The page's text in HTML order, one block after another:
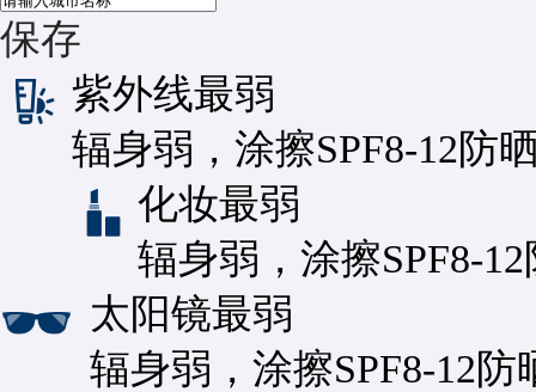
保存
紫外线最弱
辐身弱，涂擦SPF8-12防
化妆最弱
辐身弱，涂擦SPF8-
太阳镜最弱
辐身弱，涂擦SPF8-12防